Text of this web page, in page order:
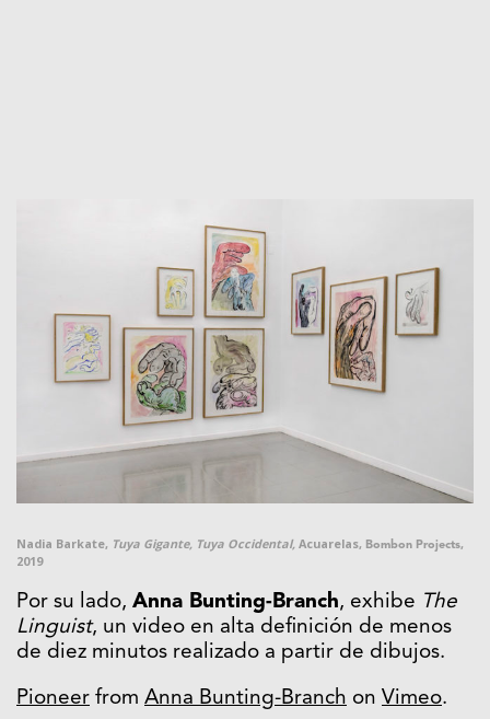
Nadia Barkate, Tuya Gigante, Tuya Occidental, Acuarelas, Bombon Projects,
2019
Por su lado, Anna Bunting-Branch, exhibe The
Linguist, un video en alta definición de menos
de diez minutos realizado a partir de dibujos.
Pioneer from Anna Bunting-Branch on Vimeo.